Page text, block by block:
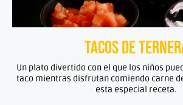
Tacos de
Un plato divertido con el que los niños
taco mientras disfrutan comiendo carne
esta especial receta.